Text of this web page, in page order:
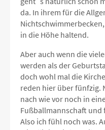
da. In ihrem für die
in die Höhe haltend.
Aber auch wenn die
werden als der
doch wohl mal die
reden hier über fünfzig.
nach wie vor noch in
Fußballmannschaft
Also ich fühl noch was.